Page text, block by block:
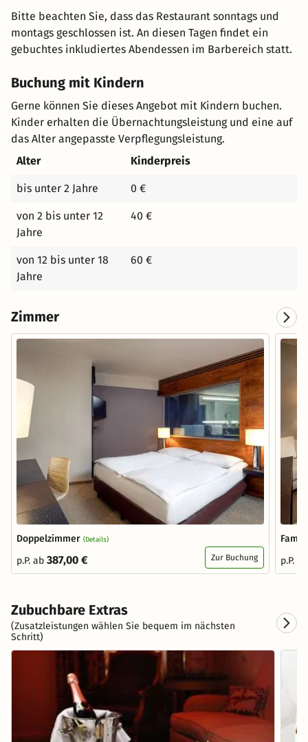
Bitte beachten Sie, dass das Restaurant sonntags und
montags geschlossen ist. An diesen Tagen findet ein
gebuchtes inkludiertes Abendessen im Barbereich statt.
Buchung mit Kindern
Gerne können Sie dieses Angebot mit Kindern buchen.
Kinder erhalten die Übernachtungsleistung und eine auf
das Alter angepasste Verpflegungsleistung.
Alter
Kinderpreis
bis unter 2 Jahre 0 €
von 2 bis unter 12
Jahre
40 €
von 12 bis unter 18
Jahre
60 €
Zimmer
Doppelzimmer (Details)
p.P. ab 387,00 € Zur Buchung
p.P.
Zubuchbare Extras
(Zusatzleistungen wählen Sie bequem im nächsten
Schritt)